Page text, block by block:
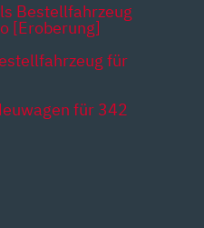
Bestellfahrzeug
[Eroberung]
für
für 342